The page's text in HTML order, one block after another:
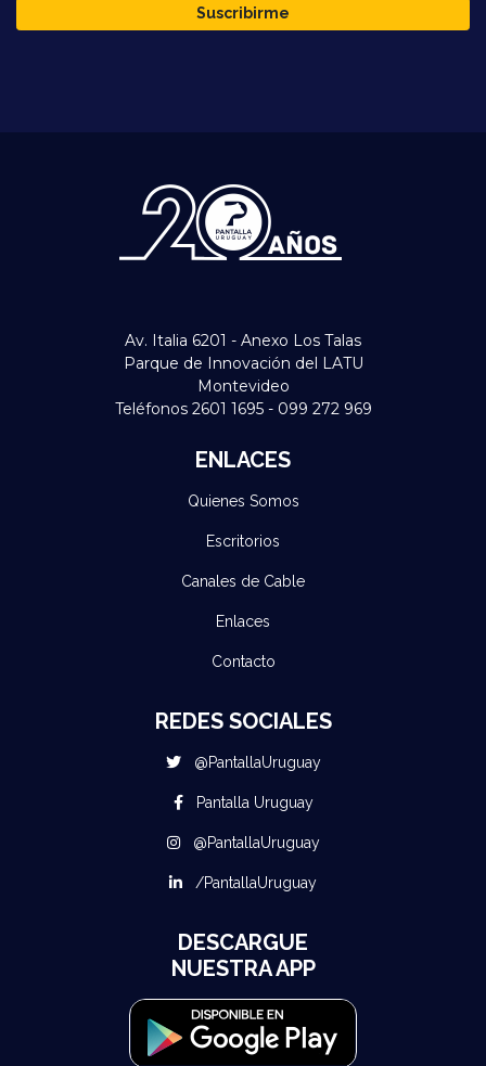
Suscribirme
Av. Italia 6201 - Anexo Los Talas
Parque de Innovación del LATU
Montevideo
Teléfonos 2601 1695 - 099 272 969
ENLACES
Quienes Somos
Escritorios
Canales de Cable
Enlaces
Contacto
REDES SOCIALES
@PantallaUruguay
Pantalla Uruguay
@PantallaUruguay
/PantallaUruguay
DESCARGUE
NUESTRA APP